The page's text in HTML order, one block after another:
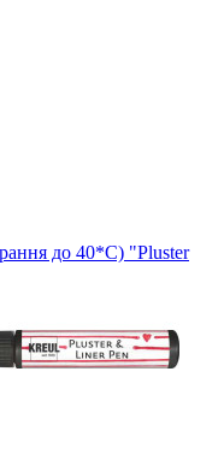
до 40*С) "Pluster